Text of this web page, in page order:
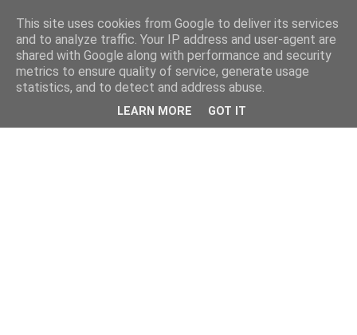
This site uses cookies from Google to deliver its services
and to analyze traffic. Your IP address and user-agent are
shared with Google along with performance and security
metrics to ensure quality of service, generate usage
statistics, and to detect and address abuse.
LEARN MORE GOT IT